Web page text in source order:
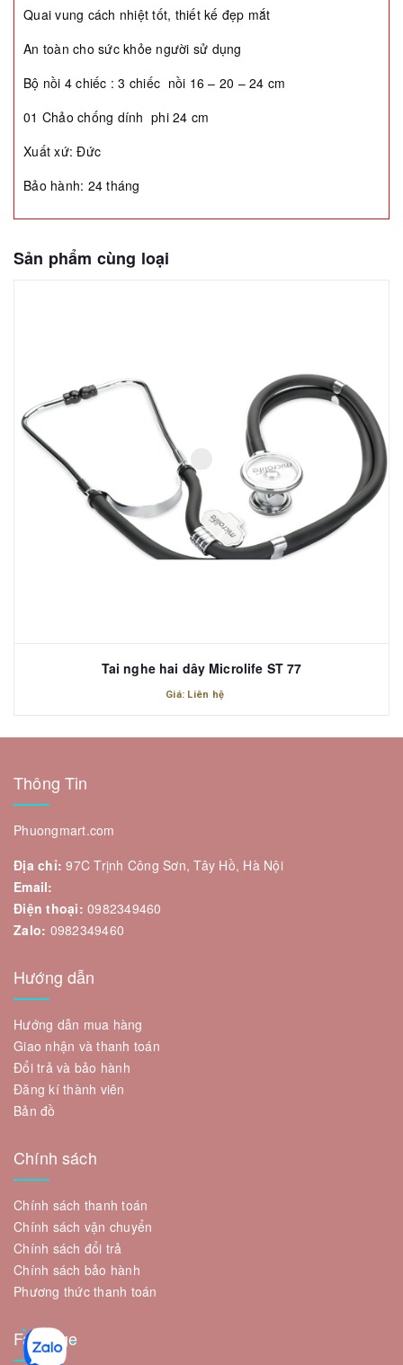
Quai vung cách nhiệt tốt, thiết kế đẹp mắt
An toàn cho sức khỏe người sử dụng
Bộ nồi 4 chiếc : 3 chiếc nồi 16 – 20 – 24 cm
01 Chảo chống dính phi 24 cm
Xuất xứ: Đức
Bảo hành: 24 tháng
Sản phẩm cùng loại
Tai nghe hai dây Microlife ST 77
Giá: Liên hệ
Thông Tin
Phuongmart.com
Địa chỉ: 97C Trịnh Công Sơn, Tây Hồ, Hà Nội
Email:
Điện thoại: 0982349460
Zalo: 0982349460
Hướng dẫn
Hướng dẫn mua hàng
Giao nhận và thanh toán
Đổi trả và bảo hành
Đăng kí thành viên
Bản đồ
Chính sách
Chính sách thanh toán
Chính sách vận chuyển
Chính sách đổi trả
Chính sách bảo hành
Phương thức thanh toán
Fanpage